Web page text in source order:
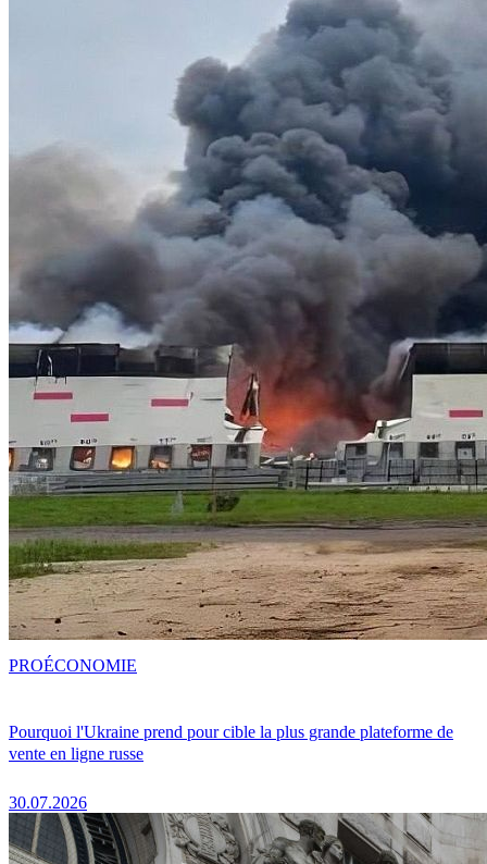
Pourquoi l'Ukraine prend pour cible la plus grande plateforme de
vente en ligne russe
30.07.2026
PROÉCONOMIE